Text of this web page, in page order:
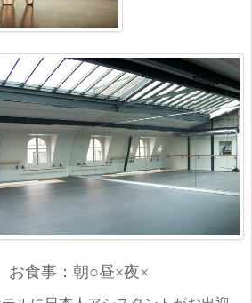
食事：朝○昼×夜×